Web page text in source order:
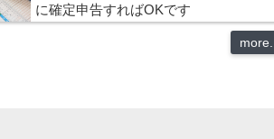
に確定申告すればOKです
more...